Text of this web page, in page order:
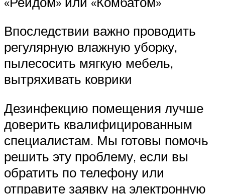
Впоследствии важно проводить
регулярную влажную уборку,
пылесосить мягкую мебель,
вытряхивать коврики
Дезинфекцию помещения лучше
доверить квалифицированным
специалистам. Мы готовы помочь
решить эту проблему, если вы
обратить по телефону или
отправите заявку на электронную